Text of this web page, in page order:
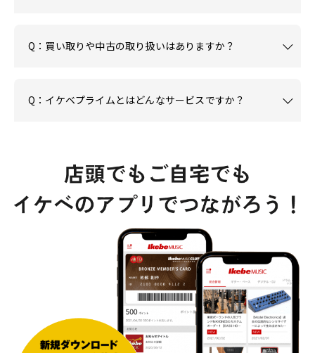
Q：買い取りや中古の取り扱いはありますか？
Q：イケベプライムとはどんなサービスですか？